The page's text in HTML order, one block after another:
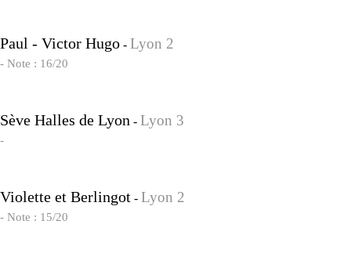
Paul - Victor Hugo - Lyon 2
- Note : 16/20
Sève Halles de Lyon - Lyon 3
-
Violette et Berlingot - Lyon 2
- Note : 15/20